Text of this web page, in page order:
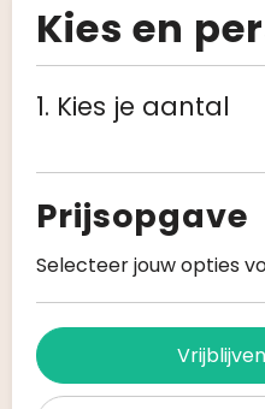
Kies en
1. Kies je aantal
Prijsopgave
Selecteer jouw opties